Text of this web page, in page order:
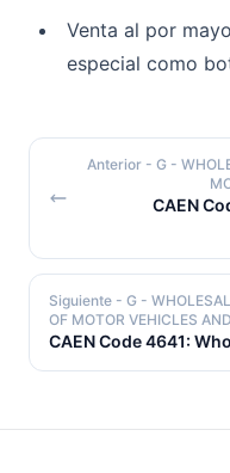
Venta al por
especial como
Anterior - G -
CAEN
Siguiente - G -
OF MOTOR VEHICLES
CAEN Code 4641: